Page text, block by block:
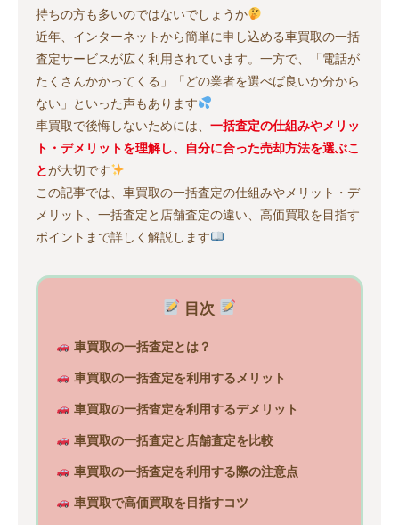
持ちの方も多いのではないでしょうか
近年、インターネットから簡単に申し込める車買取の一括
査定サービスが広く利用されています。一方で、「電話が
たくさんかかってくる」「どの業者を選べば良いか分から
ない」といった声もあります
車買取で後悔しないためには、 一括査定の仕組みやメリッ
ト・デメリットを理解し、自分に合った売却方法を選ぶこ
とが大切です
この記事では、車買取の一括査定の仕組みやメリット・デ
メリット、一括査定と店舗査定の違い、高価買取を目指す
ポイントまで詳しく解説します
目次
車買取の一括査定とは？
車買取の一括査定を利用するメリット
車買取の一括査定を利用するデメリット
車買取の一括査定と店舗査定を比較
車買取の一括査定を利用する際の注意点
車買取で高価買取を目指すコツ